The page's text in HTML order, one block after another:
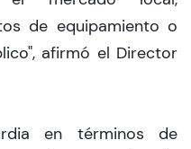
de equipamiento o
afirmó el Director
en términos de